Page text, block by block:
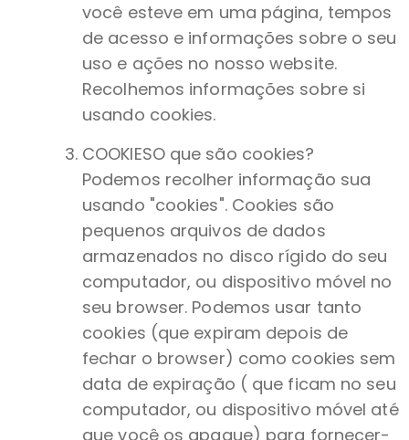
você esteve em uma página, tempos
de acesso e informações sobre o seu
uso e ações no nosso website.
Recolhemos informações sobre si
usando cookies.
COOKIESO que são cookies?
Podemos recolher informação sua
usando "cookies". Cookies são
pequenos arquivos de dados
armazenados no disco rígido do seu
computador, ou dispositivo móvel no
seu browser. Podemos usar tanto
cookies (que expiram depois de
fechar o browser) como cookies sem
data de expiração ( que ficam no seu
computador, ou dispositivo móvel até
que você os apague) para fornecer-